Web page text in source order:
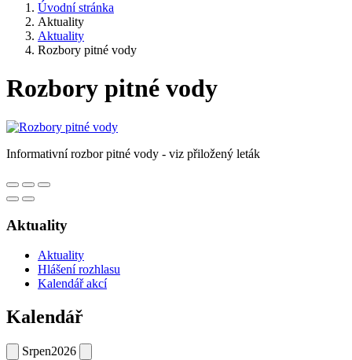
Úvodní stránka
Aktuality
Aktuality
Rozbory pitné vody
Rozbory pitné vody
Informativní rozbor pitné vody - viz přiložený leták
Aktuality
Aktuality
Hlášení rozhlasu
Kalendář akcí
Kalendář
Srpen2026